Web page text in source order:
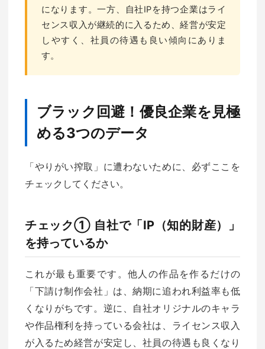
になります。一方、自社IPを持つ企業はライ
センス収入が継続的に入るため、経営が安定
しやすく、社員の待遇も良い傾向にありま
す。
ブラック回避！優良企業を見極
める3つのデータ
「やりがい搾取」に遭わないために、必ずここを
チェックしてください。
チェック① 自社で「IP（知的財産）」
を持っているか
これが最も重要です。他人の作品を作るだけの
「下請け制作会社」は、納期に追われ利益率も低
くなりがちです。逆に、自社オリジナルのキャラ
や作品権利を持っている会社は、ライセンス収入
が入るため経営が安定し、社員の待遇も良くなり